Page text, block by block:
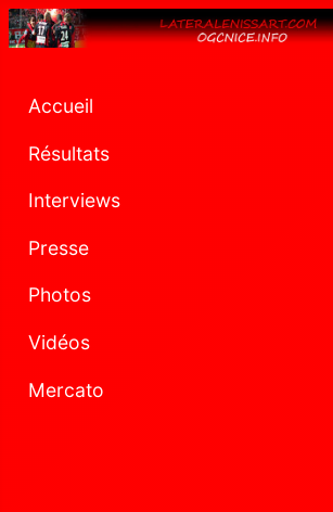
Accueil
Résultats
Interviews
Presse
Photos
Vidéos
Mercato